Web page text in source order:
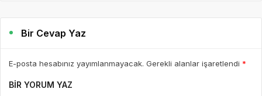
Bir Cevap Yaz
E-posta hesabınız yayımlanmayacak. Gerekli alanlar işaretlendi *
BIR YORUM YAZ